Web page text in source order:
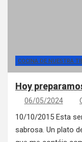
COCINA DE NUESTRA
Hoy
06/05/2024
10/10/2015 Esta
sabrosa. Un plato